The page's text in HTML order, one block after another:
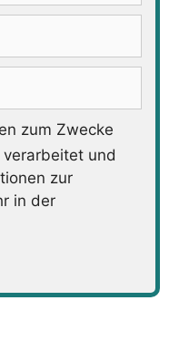
zum Zwecke
und
zur
in der